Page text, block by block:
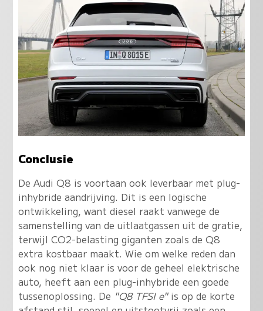
Conclusie
De Audi Q8 is voortaan ook leverbaar met plug-
inhybride aandrijving. Dit is een logische
ontwikkeling, want diesel raakt vanwege de
samenstelling van de uitlaatgassen uit de gratie,
terwijl CO2-belasting giganten zoals de Q8
extra kostbaar maakt. Wie om welke reden dan
ook nog niet klaar is voor de geheel elektrische
auto, heeft aan een plug-inhybride een goede
tussenoplossing. De "Q8 TFSI e"is op de korte